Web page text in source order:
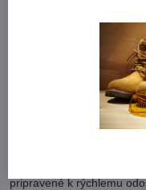
Reflexné prvky môžu
alebo pri dopravných
👉Vyberte si
uľahčí každý
pripravené k rýchlemu